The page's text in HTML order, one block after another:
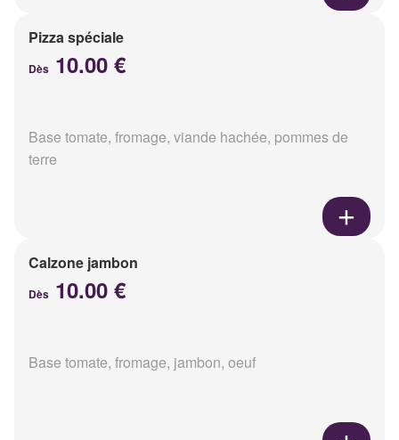
Pizza spéciale
Dès 10.00 €
Base tomate, fromage, viande hachée, pommes de
terre
Calzone jambon
Dès 10.00 €
Base tomate, fromage, jambon, oeuf